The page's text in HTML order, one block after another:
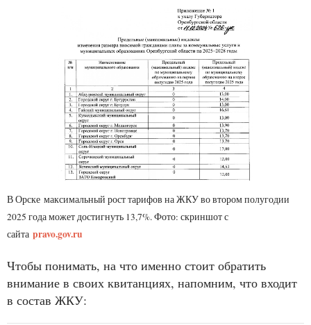
В Орске максимальный рост тарифов на ЖКУ во втором полугодии
2025 года может достигнуть 13,7%. Фото: скриншот с
сайта pravo.gov.ru
Чтобы понимать, на что именно стоит обратить
внимание в своих квитанциях, напомним, что входит
в состав ЖКУ: